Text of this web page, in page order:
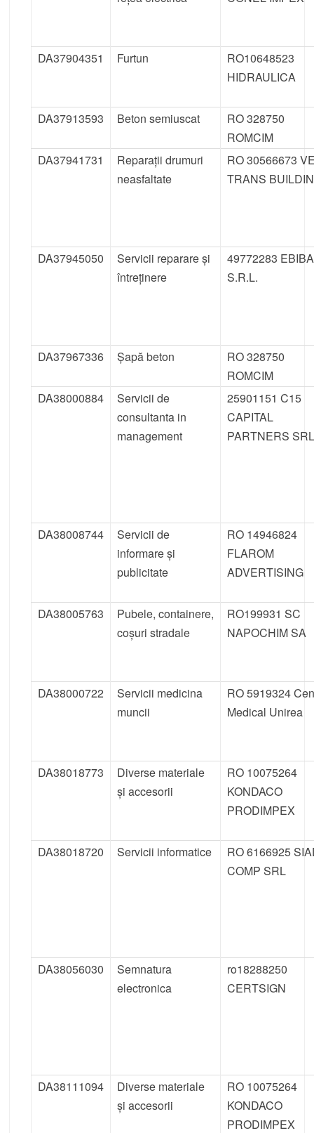
DA37904351 Furtun
RO10648523
HIDRAULICA
DA37913593 Beton semiuscat
RO 328750
ROMCIM
DA37941731
Reparații drumuri
neasfaltate
RO 30566673
TRANS
DA37945050
Servicii reparare și
întreținere
49772283
S.R.L.
DA37967336 Șapă beton
RO 328750
ROMCIM
DA38000884
Servicii de
consultanta in
management
25901151 C15
CAPITAL
PARTNERS
DA38008744
Servicii de
informare și
publicitate
RO 14946824
FLAROM
ADVERTISING
DA38005763
Pubele, containere,
coșuri stradale
RO199931 SC
NAPOCHIM SA
DA38000722
Servicii medicina
muncii
RO 5919324
Medical Unirea
DA38018773
Diverse materiale
și accesorii
RO 10075264
KONDACO
PRODIMPEX
DA38018720 Servicii informatice
RO 6166925
COMP SRL
DA38056030
Semnatura
electronica
ro18288250
CERTSIGN
DA38111094
Diverse materiale
și accesorii
RO 10075264
KONDACO
PRODIMPEX